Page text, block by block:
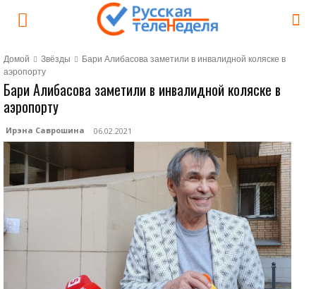
Домой Звёзды
Бари Алибасова заметили в инвалидной коляске в
аэропорту
Бари Алибасова заметили в инвалидной коляске в
аэропорту
Ирэна Саврошина 06.02.2021